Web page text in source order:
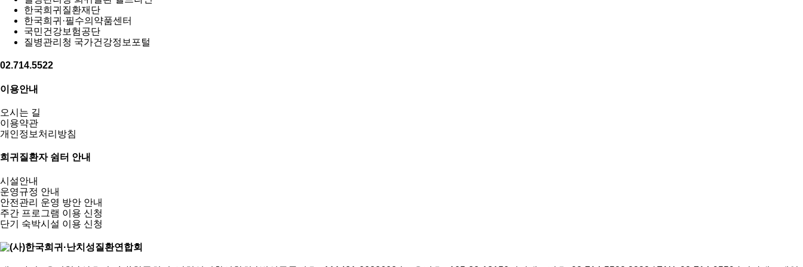
한국희귀질환재단
한국희귀·필수의약품센터
국민건강보험공단
질병관리청 국가건강정보포털
02.714.5522
이용안내
오시는 길
이용약관
개인정보처리방침
희귀질환자 쉼터 안내
시설안내
운영규정 안내
안전관리 운영 방안 안내
주간 프로그램 이용 신청
단기 숙박시설 이용 신청